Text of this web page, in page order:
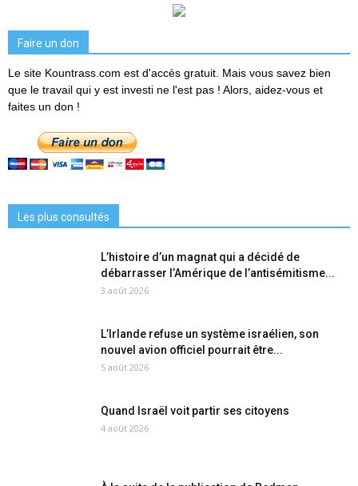
Faire un don
Le site Kountrass.com est d'accès gratuit. Mais vous savez bien
que le travail qui y est investi ne l'est pas ! Alors, aidez-vous et
faites un don !
Les plus consultés
L’histoire d’un magnat qui a décidé de
débarrasser l’Amérique de l’antisémitisme...
3 août 2026
L’Irlande refuse un système israélien, son
nouvel avion officiel pourrait être...
5 août 2026
Quand Israël voit partir ses citoyens
4 août 2026